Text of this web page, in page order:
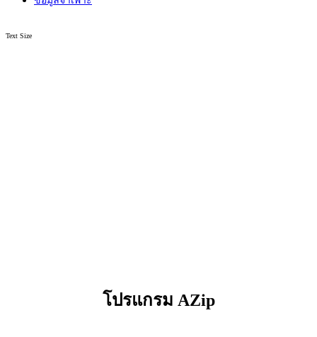
Text Size
โปรแกรม AZip